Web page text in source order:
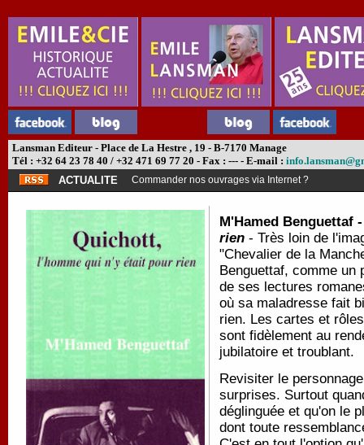
Lansman Editeur - Place de La Hestre , 19 - B-7170 Manage
Tél : +32 64 23 78 40 / +32 471 69 77 20 - Fax : --- - E-mail :
ACTUALITE
Commander nos ouvrages via Internet ?
M'Hamed Benguettaf
rien - Très loin de
"Chevalier de la
Benguettaf, comme un
de ses lectures
où sa maladresse fait
rien. Les cartes et
sont fidèlement au
jubilatoire et troublant.
Revisiter le
surprises. Surtout
déglinguée et qu'on le
dont toute